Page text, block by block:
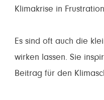
Klimakrise in
Es sind oft auch die
wirken lassen. Sie
Beitrag für den